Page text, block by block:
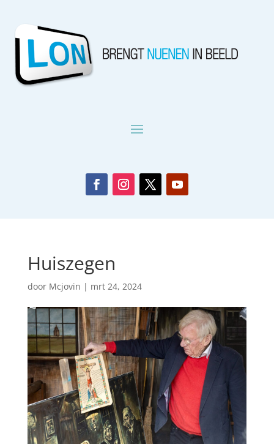
Huiszegen
door Mcjovin | mrt 24, 2024